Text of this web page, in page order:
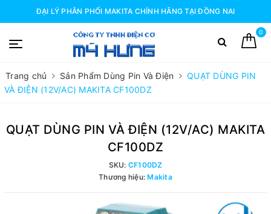
ĐẠI LÝ PHÂN PHỐI MAKITA CHÍNH HÃNG TẠI ĐỒNG NAI
0
Trang chủ Sản Phẩm Dùng Pin Và Điện
QUẠT DÙNG PIN
VÀ ĐIỆN (12V/AC) MAKITA CF100DZ
QUẠT DÙNG PIN VÀ ĐIỆN (12V/AC) MAKITA
CF100DZ
SKU: CF100DZ
Thương hiệu:Makita